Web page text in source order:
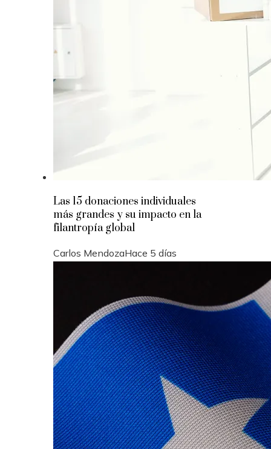
Las 15 donaciones individuales
más grandes y su impacto en la
filantropía global
Carlos MendozaHace 5 días